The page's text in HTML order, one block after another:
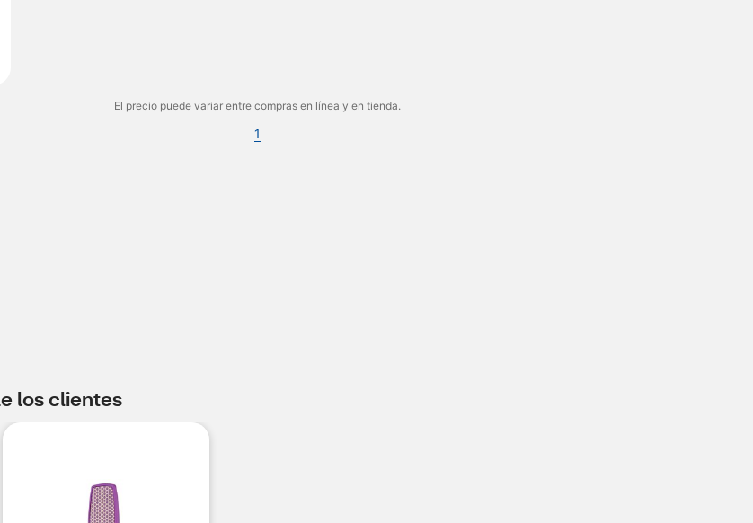
El precio puede variar entre compras en línea y en tienda.
1
los clientes